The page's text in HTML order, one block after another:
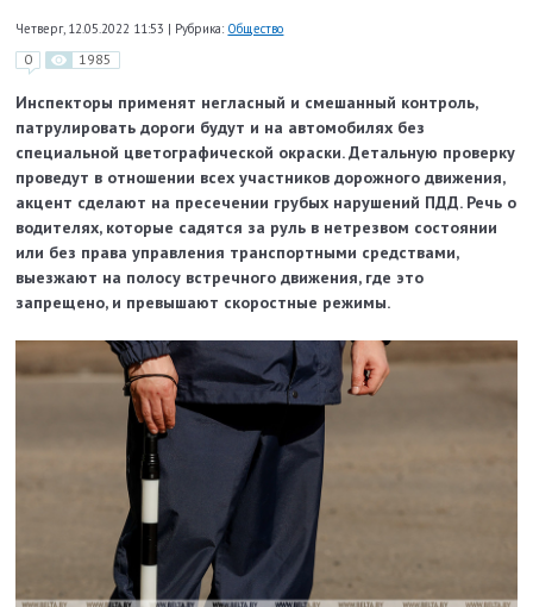
Четверг, 12.05.2022 11:53 | Рубрика: Общество
0 1985
Инспекторы применят негласный и смешанный контроль,
патрулировать дороги будут и на автомобилях без
специальной цветографической окраски. Детальную проверку
проведут в отношении всех участников дорожного движения,
акцент сделают на пресечении грубых нарушений ПДД. Речь о
водителях, которые садятся за руль в нетрезвом состоянии
или без права управления транспортными средствами,
выезжают на полосу встречного движения, где это
запрещено, и превышают скоростные режимы.